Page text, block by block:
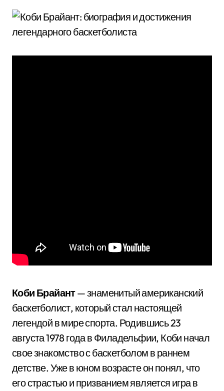
Коби Брайант— знаменитый американский
баскетболист, который стал настоящей
легендой в мире спорта. Родившись 23
августа 1978 года в Филадельфии, Коби начал
свое знакомство с баскетболом в раннем
детстве. Уже в юном возрасте он понял, что
его страстью и призванием является игра в